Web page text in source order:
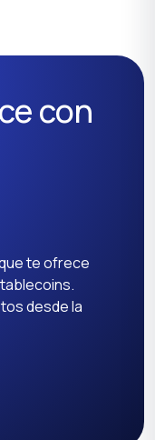
con
te ofrece
desde la